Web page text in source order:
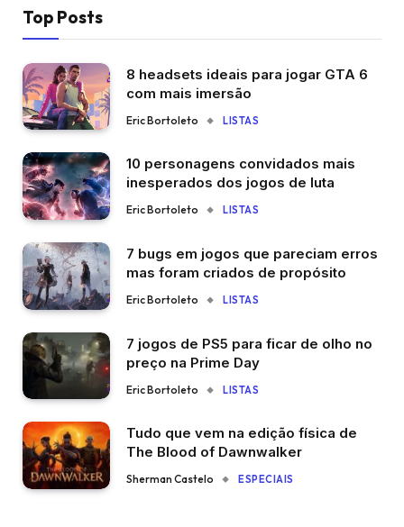
Top Posts
8 headsets ideais para jogar GTA 6
com mais imersão
Eric Bortoleto LISTAS
10 personagens convidados mais
inesperados dos jogos de luta
Eric Bortoleto LISTAS
7 bugs em jogos que pareciam erros
mas foram criados de propósito
Eric Bortoleto LISTAS
7 jogos de PS5 para ficar de olho no
preço na Prime Day
Eric Bortoleto LISTAS
Tudo que vem na edição física de
The Blood of Dawnwalker
Sherman Castelo ESPECIAIS